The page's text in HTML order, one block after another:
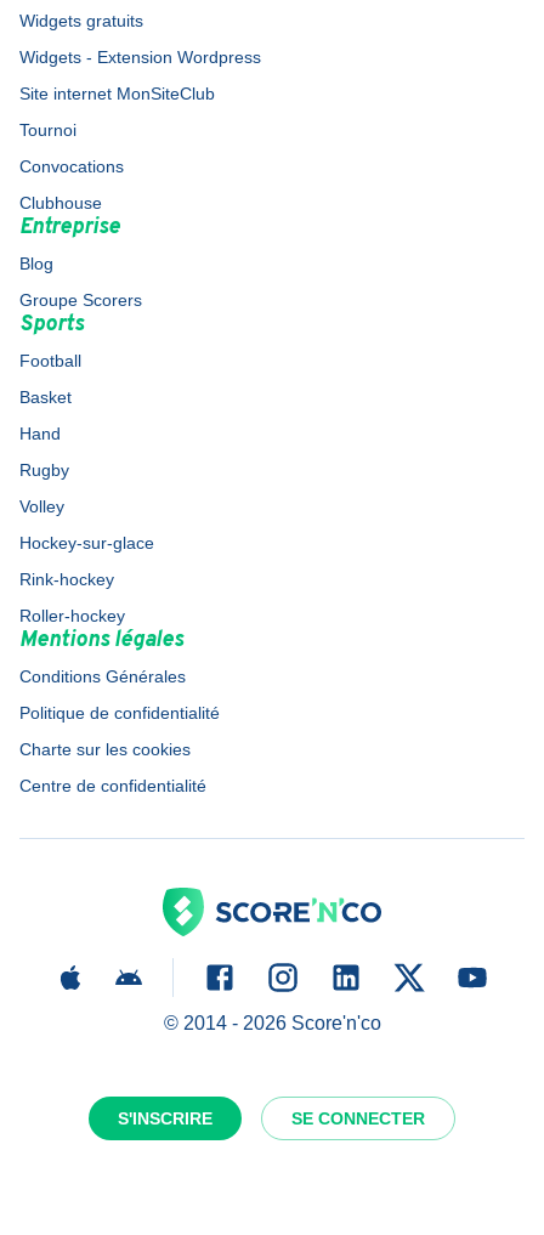
S'INSCRIRE SE CONNECTER
Widgets gratuits
Widgets - Extension Wordpress
Site internet MonSiteClub
Tournoi
Convocations
Clubhouse
Entreprise
Blog
Groupe Scorers
Sports
Football
Basket
Hand
Rugby
Volley
Hockey-sur-glace
Rink-hockey
Roller-hockey
Mentions légales
Conditions Générales
Politique de confidentialité
Charte sur les cookies
Centre de confidentialité
© 2014 - 2026Score'n'co